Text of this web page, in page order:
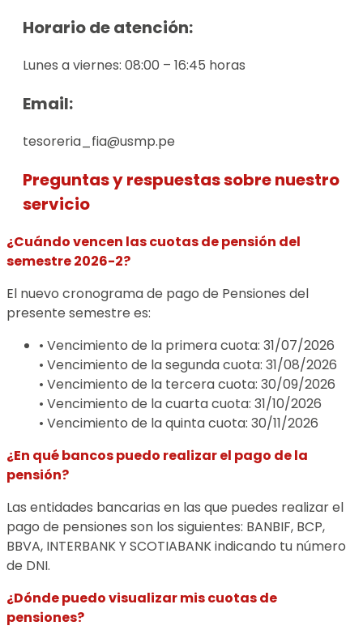
Horario de atención:
Lunes a viernes: 08:00 – 16:45 horas
Email:
tesoreria_fia@usmp.pe
Preguntas y respuestas sobre nuestro
servicio
¿Cuándo vencen las cuotas de pensión del
semestre 2026-2?
El nuevo cronograma de pago de Pensiones del
presente semestre es:
• Vencimiento de la primera cuota: 31/07/2026
• Vencimiento de la segunda cuota: 31/08/2026
• Vencimiento de la tercera cuota: 30/09/2026
• Vencimiento de la cuarta cuota: 31/10/2026
• Vencimiento de la quinta cuota: 30/11/2026
¿En qué bancos puedo realizar el pago de la
pensión?
Las entidades bancarias en las que puedes realizar el
pago de pensiones son los siguientes: BANBIF, BCP,
BBVA, INTERBANK Y SCOTIABANK indicando tu número
de DNI.
¿Dónde puedo visualizar mis cuotas de
pensiones?